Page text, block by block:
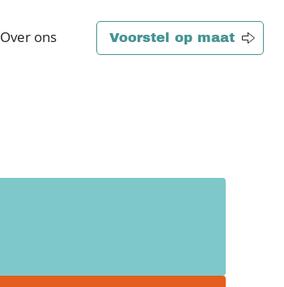
Over ons Voorstel op maat